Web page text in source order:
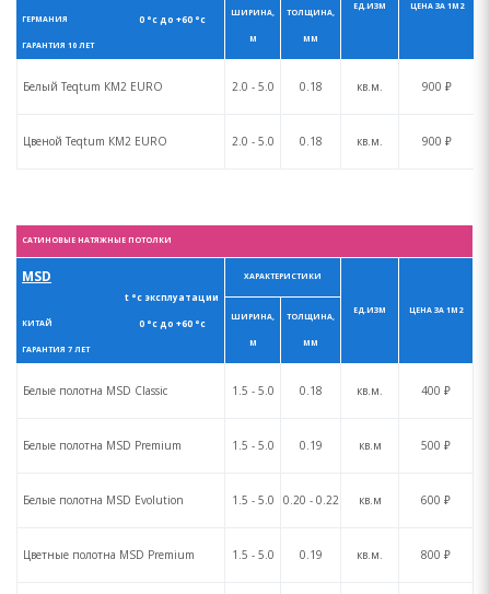
0 °с до +60 °с
ГЕРМАНИЯ
ГАРАНТИЯ 10 ЛЕТ
ЕД.ИЗМ ЦЕНА ЗА 1М2
ШИРИНА,
М
ТОЛЩИНА,
ММ
Белый Teqtum КM2 EURO 2.0 - 5.0 0.18 кв.м. 900 ₽
Цвеной Teqtum КM2 EURO 2.0 - 5.0 0.18 кв.м. 900 ₽
САТИНОВЫЕ НАТЯЖНЫЕ ПОТОЛКИ
MSD
t °с эксплуатации
0 °с до +60 °с
КИТАЙ
ГАРАНТИЯ 7 ЛЕТ
ХАРАКТЕРИСТИКИ
ЕД.ИЗМ ЦЕНА ЗА 1М2
ШИРИНА,
М
ТОЛЩИНА,
ММ
Белые полотна MSD Сlassic 1.5 - 5.0 0.18 кв.м. 400 ₽
Белые полотна MSD Premium 1.5 - 5.0 0.19 кв.м 500 ₽
Белые полотна MSD Evolution 1.5 - 5.0 0.20 - 0.22 кв.м 600 ₽
Цветные полотна MSD Premium 1.5 - 5.0 0.19 кв.м. 800 ₽